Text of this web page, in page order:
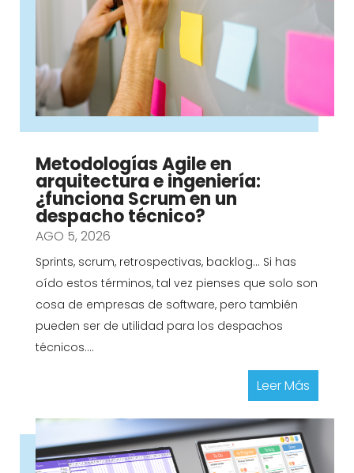
Metodologías Agile en
arquitectura e ingeniería:
¿funciona Scrum en un
despacho técnico?
AGO 5, 2026
Sprints, scrum, retrospectivas, backlog... Si has
oído estos términos, tal vez pienses que solo son
cosa de empresas de software, pero también
pueden ser de utilidad para los despachos
técnicos....
Leer Más